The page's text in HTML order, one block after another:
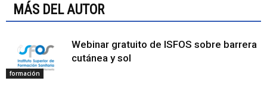
MÁS DEL AUTOR
formación
Webinar gratuito de ISFOS sobre barrera
cutánea y sol